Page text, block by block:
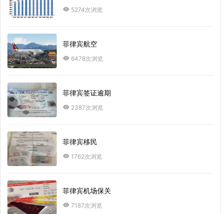
5274次浏览
菲律宾航空
6478次浏览
菲律宾签证逾期
2387次浏览
菲律宾移民
1762次浏览
菲律宾机场保关
7187次浏览